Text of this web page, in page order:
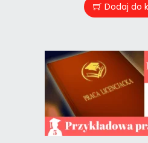
Dodaj do